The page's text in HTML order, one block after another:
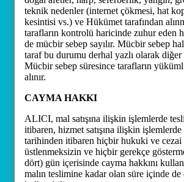
teknik nedenler (internet çökmesi, hat
kesintisi vs.) ve Hükümet tarafından
tarafların kontrolü haricinde zuhur eden
de mücbir sebep sayılır. Mücbir sebep
taraf bu durumu derhal yazlı olarak
Mücbir sebep süresince tarafların
alınır.
CAYMA HAKKI
ALICI, mal satışına ilişkin işlemlerde
itibaren, hizmet satışına ilişkin işlemlerde
tarihinden itibaren hiçbir hukuki ve
üstlenmeksizin ve hiçbir gerekçe
dört) gün içerisinde cayma hakkını
malın teslimine kadar olan süre içinde de